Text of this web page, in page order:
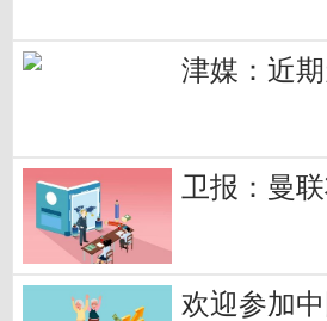
津媒：近
卫报：曼
欢迎参加